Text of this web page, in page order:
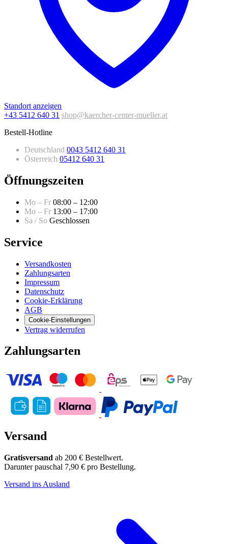
Standort anzeigen
+43 5412 640 31 shop@kaercher-center-mueller.at
Bestell-Hotline
Deutschland 0043 5412 640 31
Österreich 05412 640 31
Öffnungszeiten
Mo – Fr 08:00 – 12:00
Mo – Fr 13:00 – 17:00
Sa / So Geschlossen
Service
Versandkosten
Zahlungsarten
Impressum
Datenschutz
Cookie-Erklärung
AGB
Cookie-Einstellungen
Vertrag widerrufen
Zahlungsarten
Versand
Gratisversand ab 200 € Bestellwert.
Darunter pauschal 7,90 € pro Bestellung.
Versand ins Ausland